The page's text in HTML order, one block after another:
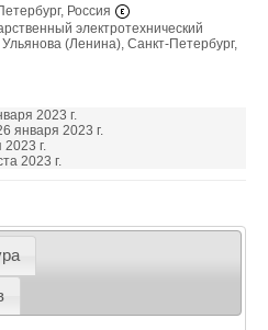
Россия
электротехнический
(Ленина), Санкт-Петербург,
2023 г.
января 2023 г.
г.
2023 г.